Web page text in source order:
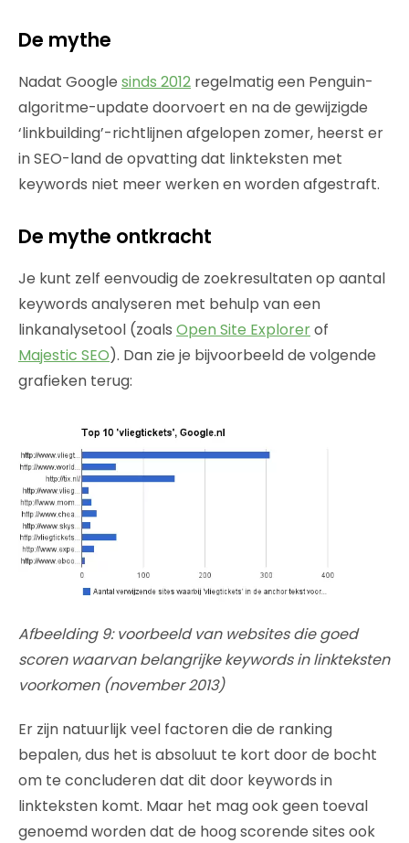
De mythe
Nadat Google sinds 2012 regelmatig een Penguin-
algoritme-update doorvoert en na de gewijzigde
‘linkbuilding’-richtlijnen afgelopen zomer, heerst er
in SEO-land de opvatting dat linkteksten met
keywords niet meer werken en worden afgestraft.
De mythe ontkracht
Je kunt zelf eenvoudig de zoekresultaten op aantal
keywords analyseren met behulp van een
linkanalysetool (zoals Open Site Explorerof
Majestic SEO). Dan zie je bijvoorbeeld de volgende
grafieken terug:
Afbeelding 9: voorbeeld van websites die goed
scoren waarvan belangrijke keywords in linkteksten
voorkomen (november 2013)
Er zijn natuurlijk veel factoren die de ranking
bepalen, dus het is absoluut te kort door de bocht
om te concluderen dat dit door keywords in
linkteksten komt. Maar het mag ook geen toeval
genoemd worden dat de hoog scorende sites ook